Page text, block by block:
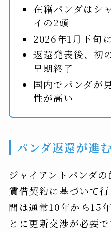
在籍パンダはシ
イの2頭
2026年1月下旬
返還発表後、初
早期終了
国内でパンダが
性が高い
パンダ返還が進
ジャイアントパンダ
賃借契約に基づいて
間は通常10年から15
とに更新交渉が必要で